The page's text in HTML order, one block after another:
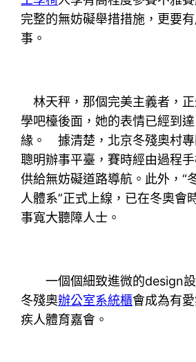
完整的無妨礙舉措措施，更要
事。
林天秤，那個完美主義者，
學吧檯後面，她的表情已經到
緣。 據清楚，北京冬殘奧村
聰明辦事平臺，賽時經由過程
供給無妨礙道路導航。此外，“
人體系”正式上線，已在冬奧會
事寬大聽障人士。
一個個細致進微的design設
冬殘奧辦公室系統櫃會成為有
疾人體育嘉會。